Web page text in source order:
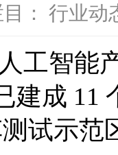
： 行业动
工智能
建成 11
试示范